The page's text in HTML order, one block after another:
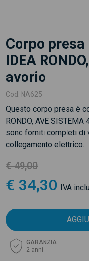
Corpo presa
IDEA
avorio
Cod. NA625
Questo corpo presa è
RONDO, AVE
sono forniti completi di
collegamento elettrico.
€ 49,00
€ 34,30 IVA
GARANZIA
2 anni